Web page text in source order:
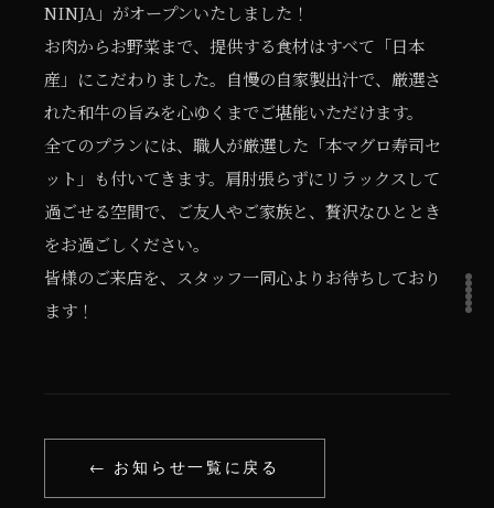
NINJA」がオープンいたしました！
お肉からお野菜まで、提供する食材はすべて「日本
産」にこだわりました。自慢の自家製出汁で、厳選さ
れた和牛の旨みを心ゆくまでご堪能いただけます。
全てのプランには、職人が厳選した「本マグロ寿司セ
ット」も付いてきます。肩肘張らずにリラックスして
過ごせる空間で、ご友人やご家族と、贅沢なひととき
をお過ごしください。
皆様のご来店を、スタッフ一同心よりお待ちしており
ます！
← お知らせ一覧に戻る